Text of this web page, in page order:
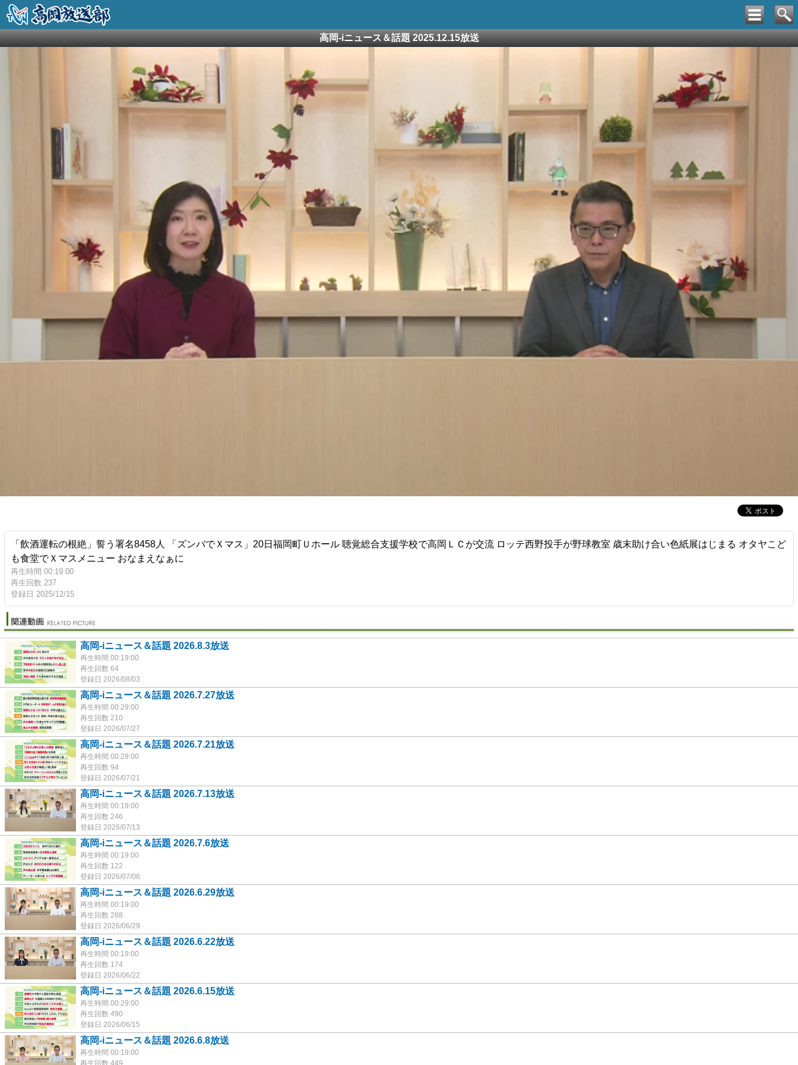
高岡-iニュース＆話題 2025.12.15放送
「飲酒運転の根絶」誓う署名8458人 「ズンバでＸマス」20日福岡町Ｕホール 聴覚総合支援学校で高岡ＬＣが交流 ロッテ西野投手が野球教室 歳末助け合い色紙展はじまる オタヤこど
も食堂でＸマスメニュー おなまえなぁに
再生時間 00:19:00
再生回数 237
登録日 2025/12/15
高岡-iニュース＆話題 2026.8.3放送
再生時間 00:19:00
再生回数 64
登録日 2026/08/03
高岡-iニュース＆話題 2026.7.27放送
再生時間 00:29:00
再生回数 210
登録日 2026/07/27
高岡-iニュース＆話題 2026.7.21放送
再生時間 00:29:00
再生回数 94
登録日 2026/07/21
高岡-iニュース＆話題 2026.7.13放送
再生時間 00:19:00
再生回数 246
登録日 2026/07/13
高岡-iニュース＆話題 2026.7.6放送
再生時間 00:19:00
再生回数 122
登録日 2026/07/06
高岡-iニュース＆話題 2026.6.29放送
再生時間 00:19:00
再生回数 288
登録日 2026/06/29
高岡-iニュース＆話題 2026.6.22放送
再生時間 00:19:00
再生回数 174
登録日 2026/06/22
高岡-iニュース＆話題 2026.6.15放送
再生時間 00:29:00
再生回数 490
登録日 2026/06/15
高岡-iニュース＆話題 2026.6.8放送
再生時間 00:19:00
再生回数 449